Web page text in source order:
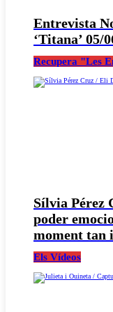
Entrevista
‘Titana’ 05/
Recupera "Les
Sílvia Pérez
poder
moment tan
Els Vídeos